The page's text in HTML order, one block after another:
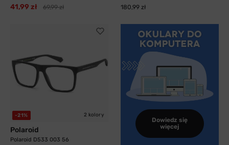
41,99 zł 69,99 zł 180,99 zł
-21% 2 kolory
Polaroid
Polaroid D533 003 56
Dowiedz się
więcej